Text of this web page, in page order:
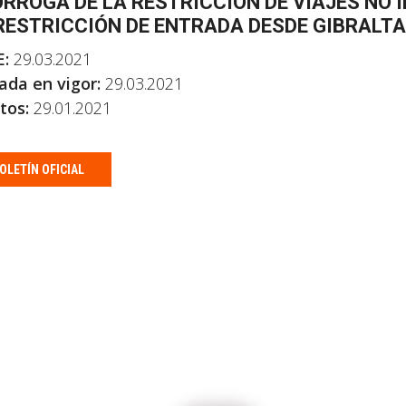
DE ENTRADA DESDE
29.03.2021
en vigor: 29.03.2021
29.01.2021
OFICIAL